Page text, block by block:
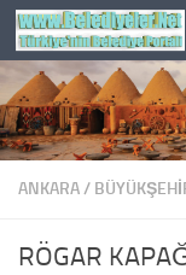
Skip to content
ANKARA/
RÖGAR